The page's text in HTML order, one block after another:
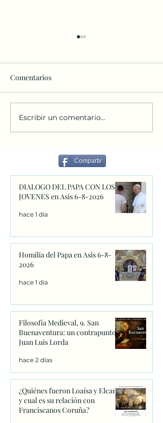
2025.12.08 Fiesta de la
Inmaculada, patrona de
Comentarios
Escribir un comentario...
Compartir
DIALOGO DEL PAPA CON LOS
JOVENES en Asis 6-8-2026
hace 1 día
Homilia del Papa en Asis 6-8-
2026
hace 1 día
Filosofía Medieval, 9. San
Buenaventura: un contrapunto.
Juan Luis Lorda
hace 2 días
¿Quiénes fueron Loaísa y Elcano
y cual es su relación con
Franciscanos Coruña?